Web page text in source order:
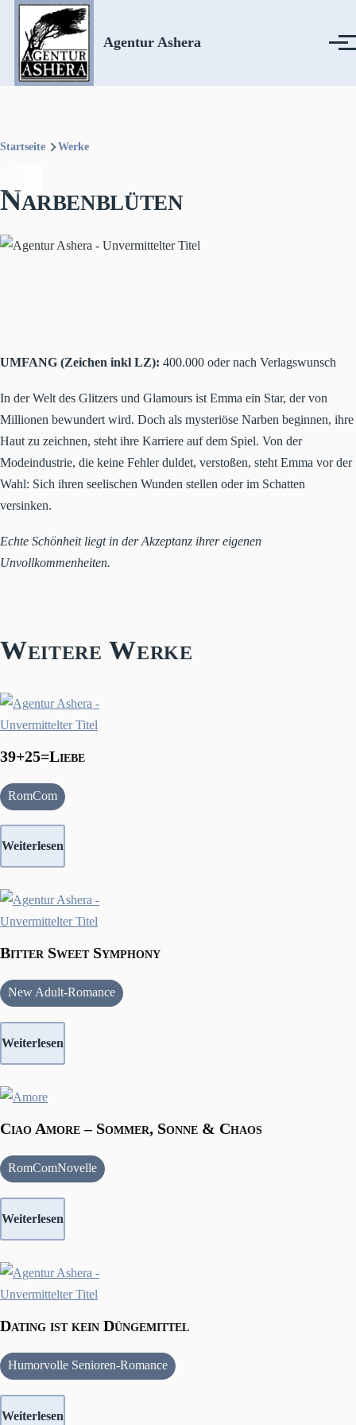
Direkt zum Inhalt
Agentur Ashera Menü
Startseite Werke
Narbenblüten
UMFANG (Zeichen inkl LZ): 400.000 oder nach Verlagswunsch
In der Welt des Glitzers und Glamours ist Emma ein Star, der von
Millionen bewundert wird. Doch als mysteriöse Narben beginnen, ihre
Haut zu zeichnen, steht ihre Karriere auf dem Spiel. Von der
Modeindustrie, die keine Fehler duldet, verstoßen, steht Emma vor der
Wahl: Sich ihren seelischen Wunden stellen oder im Schatten
versinken.
Echte Schönheit liegt in der Akzeptanz ihrer eigenen
Unvollkommenheiten.
Weitere Werke
39+25=Liebe
RomCom
Weiterlesen
Bitter Sweet Symphony
New Adult-Romance
Weiterlesen
Ciao Amore – Sommer, Sonne & Chaos
RomComNovelle
Weiterlesen
Dating ist kein Düngemittel
Humorvolle Senioren-Romance
Weiterlesen